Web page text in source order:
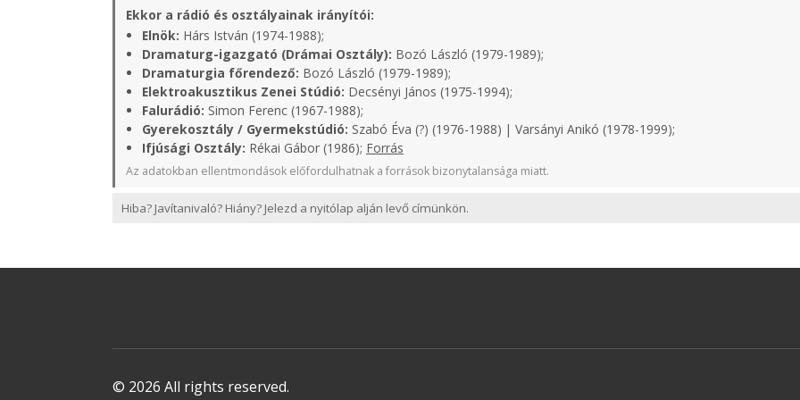
Ekkor a rádió és osztályainak irányítói:
Elnök: Hárs István (1974-1988);
Dramaturg-igazgató (Drámai Osztály): Bozó László (1979-1989);
Dramaturgia főrendező: Bozó László (1979-1989);
Elektroakusztikus Zenei Stúdió: Decsényi János (1975-1994);
Falurádió: Simon Ferenc (1967-1988);
Gyerekosztály / Gyermekstúdió: Szabó Éva (?) (1976-1988) | Varsányi Anikó (1978-1999);
Ifjúsági Osztály: Rékai Gábor (1986); Forrás
Az adatokban ellentmondások előfordulhatnak a források bizonytalansága miatt.
Hiba? Javítanivaló? Hiány? Jelezd a nyitólap alján levő címünkön.
© 2026 All rights reserved.